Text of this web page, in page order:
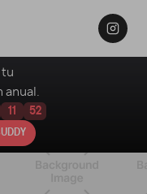
tu
anual.
11 51